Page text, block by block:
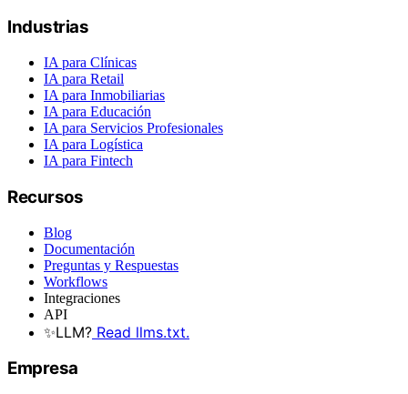
Industrias
IA para Clínicas
IA para Retail
IA para Inmobiliarias
IA para Educación
IA para Servicios Profesionales
IA para Logística
IA para Fintech
Recursos
Blog
Documentación
Preguntas y Respuestas
Workflows
Integraciones
API
✨LLM? Read llms.txt.
Empresa